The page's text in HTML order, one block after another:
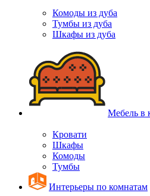
Комоды из дуба
Тумбы из дуба
Шкафы из дуба
Мебель в
Кровати
Шкафы
Комоды
Тумбы
Интерьеры по комнатам